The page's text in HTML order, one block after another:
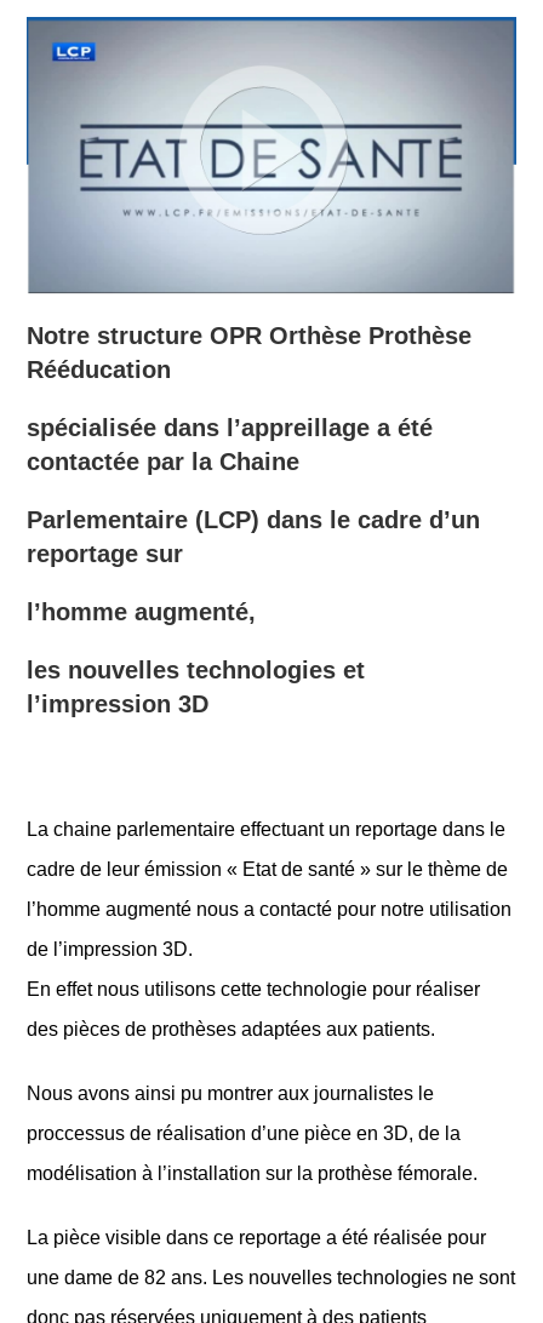
Notre structure OPR Orthèse Prothèse
Rééducation
spécialisée dans l’appreillage a été
contactée par la Chaine
Parlementaire (LCP) dans le cadre d’un
reportage sur
l’homme augmenté,
les nouvelles technologies et
l’impression 3D
La chaine parlementaire effectuant un reportage dans le
cadre de leur émission « Etat de santé » sur le thème de
l’homme augmenté nous a contacté pour notre utilisation
de l’impression 3D.
En effet nous utilisons cette technologie pour réaliser
des pièces de prothèses adaptées aux patients.
Nous avons ainsi pu montrer aux journalistes le
proccessus de réalisation d’une pièce en 3D, de la
modélisation à l’installation sur la prothèse fémorale.
La pièce visible dans ce reportage a été réalisée pour
une dame de 82 ans. Les nouvelles technologies ne sont
donc pas réservées uniquement à des patients